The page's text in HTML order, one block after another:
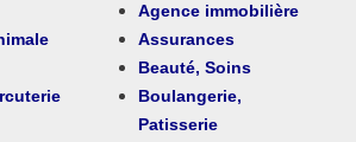
Agence immobilière
Assurances
Beauté, Soins
Boulangerie,
Patisserie